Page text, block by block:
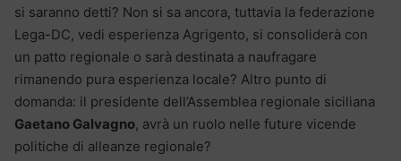
si saranno detti? Non si sa ancora, tuttavia la federazione
Lega-DC, vedi esperienza Agrigento, si consoliderà con
un patto regionale o sarà destinata a naufragare
rimanendo pura esperienza locale? Altro punto di
domanda: il presidente dell’Assemblea regionale siciliana
Gaetano Galvagno, avrà un ruolo nelle future vicende
politiche di alleanze regionale?